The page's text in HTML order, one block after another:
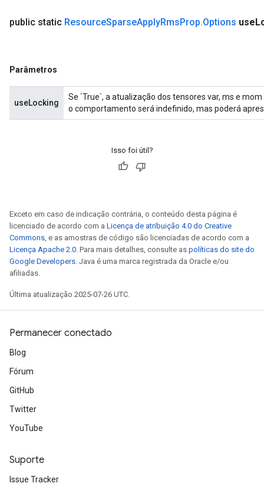
public static ResourceSparseApplyRmsProp.Options use
Parâmetros
useLocking
Se `True`, a atualização dos tensores var, ms e
o comportamento será indefinido, mas poderá
Isso foi útil?
Exceto em caso de indicação contrária, o conteúdo desta página é
licenciado de acordo com a Licença de atribuição 4.0 do Creative
Commons, e as amostras de código são licenciadas de acordo com a
Licença Apache 2.0. Para mais detalhes, consulte as políticas do site do
Google Developers. Java é uma marca registrada da Oracle e/ou
afiliadas.
Última atualização 2025-07-26 UTC.
Permanecer conectado
Blog
Fórum
GitHub
Twitter
YouTube
Suporte
Issue Tracker